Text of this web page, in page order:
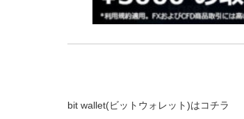
bit wallet(ビットウォレット)はコチラ